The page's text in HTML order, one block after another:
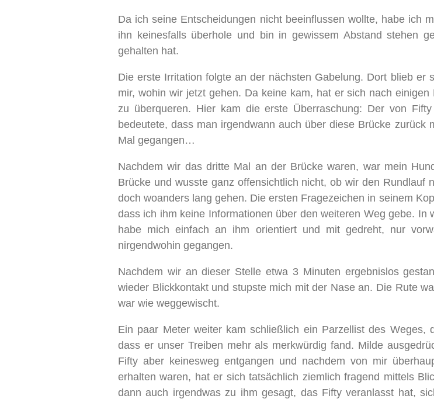
Da ich seine Entscheidungen nicht beeinflussen wollte, habe ich
ihn keinesfalls überhole und bin in gewissem Abstand stehen
gehalten hat.
Die erste Irritation folgte an der nächsten Gabelung. Dort blieb er
mir, wohin wir jetzt gehen. Da keine kam, hat er sich nach
zu überqueren. Hier kam die erste Überraschung: Der von
bedeutete, dass man irgendwann auch über diese Brücke
Mal gegangen…
Nachdem wir das dritte Mal an der Brücke waren, war mein
Brücke und wusste ganz offensichtlich nicht, ob wir den Rundlauf
doch woanders lang gehen. Die ersten Fragezeichen in seinem
dass ich ihm keine Informationen über den weiteren Weg gebe.
habe mich einfach an ihm orientiert und mit gedreht, nur
nirgendwohin gegangen.
Nachdem wir an dieser Stelle etwa 3 Minuten ergebnislos
wieder Blickkontakt und stupste mich mit der Nase an. Die Rute
war wie weggewischt.
Ein paar Meter weiter kam schließlich ein Parzellist des Weges,
dass er unser Treiben mehr als merkwürdig fand. Milde
Fifty aber keinesweg entgangen und nachdem von mir
erhalten waren, hat er sich tatsächlich ziemlich fragend mittels
dann auch irgendwas zu ihm gesagt, das Fifty veranlasst hat,